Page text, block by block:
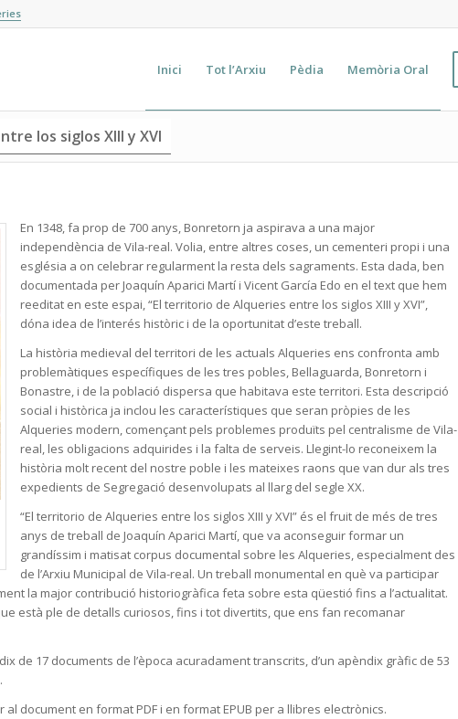
Inici Tot l’Arxiu Pèdia Memòria Oral
los siglos XIII y XVI
En 1348, fa prop de 700 anys, Bonretorn ja aspirava a una major
independència de Vila-real. Volia, entre altres coses, un cementeri propi i una
església a on celebrar regularment la resta dels sagraments. Esta dada, ben
documentada per Joaquín Aparici Martí i Vicent García Edo en el text que hem
reeditat en este espai, “El territorio de Alqueries entre los siglos XIII y XVI”,
dóna idea de l’interés històric i de la oportunitat d’este treball.
La història medieval del territori de les actuals Alqueries ens confronta amb
problemàtiques específiques de les tres pobles, Bellaguarda, Bonretorn i
Bonastre, i de la població dispersa que habitava este territori. Esta descripció
social i històrica ja inclou les característiques que seran pròpies de les
Alqueries modern, començant pels problemes produïts pel centralisme de Vila-
real, les obligacions adquirides i la falta de serveis. Llegint-lo reconeixem la
història molt recent del nostre poble i les mateixes raons que van dur als tres
expedients de Segregació desenvolupats al llarg del segle XX.
“El territorio de Alqueries entre los siglos XIII y XVI” és el fruit de més de tres
anys de treball de Joaquín Aparici Martí, que va aconseguir formar un
grandíssim i matisat corpus documental sobre les Alqueries, especialment des
de l’Arxiu Municipal de Vila-real. Un treball monumental en què va participar
la major contribució historiogràfica feta sobre esta qüestió fins a l’actualitat.
està ple de detalls curiosos, fins i tot divertits, que ens fan recomanar
de 17 documents de l’època acuradament transcrits, d’un apèndix gràfic de 53
document en format PDF i en format EPUB per a llibres electrònics.